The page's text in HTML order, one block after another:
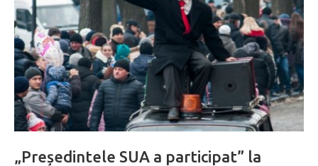
„Președintele SUA a participat” la